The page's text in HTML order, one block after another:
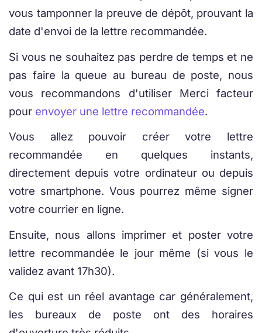
vous tamponner la preuve de dépôt, prouvant la
date d'envoi de la lettre recommandée.
Si vous ne souhaitez pas perdre de temps et ne
pas faire la queue au bureau de poste, nous
vous recommandons d'utiliser Merci facteur
pour envoyer une lettre recommandée.
Vous allez pouvoir créer votre lettre
recommandée en quelques instants,
directement depuis votre ordinateur ou depuis
votre smartphone. Vous pourrez même signer
votre courrier en ligne.
Ensuite, nous allons imprimer et poster votre
lettre recommandée le jour même (si vous le
validez avant 17h30).
Ce qui est un réel avantage car généralement,
les bureaux de poste ont des horaires